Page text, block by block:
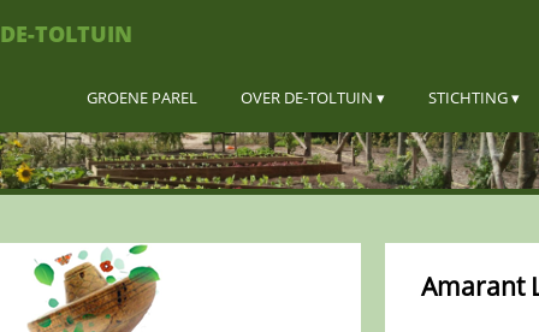
DE-TOLTUIN
GROENE PAREL OVER DE-TOLTUIN STICHTING
Amarant